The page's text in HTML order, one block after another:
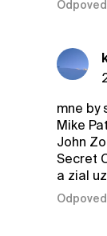
mne by
Mike
John
Secret
a zial